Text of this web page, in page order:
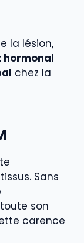
la lésion,
hormonal
chez la
Sans
son
carence